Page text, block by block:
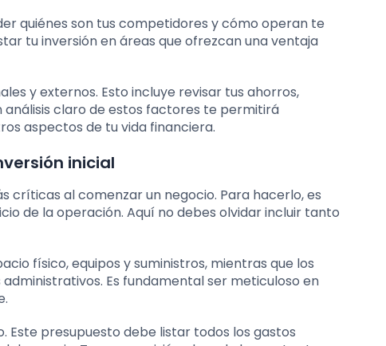
quiénes son tus competidores y cómo operan te
tu inversión en áreas que ofrezcan una ventaja
y externos. Esto incluye revisar tus ahorros,
claro de estos factores te permitirá
aspectos de tu vida financiera.
inicial
críticas al comenzar un negocio. Para hacerlo, es
de la operación. Aquí no debes olvidar incluir tanto
físico, equipos y suministros, mientras que los
Es fundamental ser meticuloso en
presupuesto debe listar todos los gastos